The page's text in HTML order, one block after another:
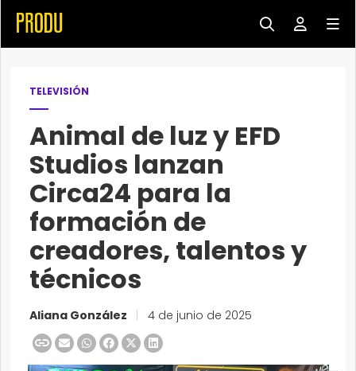
TELEVISIÓN
Animal de luz y EFD
Studios lanzan
Circa24 para la
formación de
creadores, talentos y
técnicos
Aliana González 4 de junio de 2025